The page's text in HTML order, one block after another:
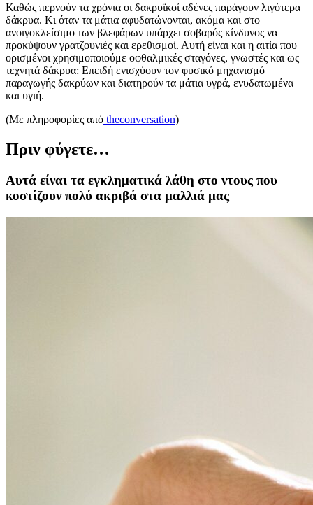
Καθώς περνούν τα χρόνια οι δακρυϊκοί αδένες παράγουν λιγότερα
δάκρυα. Κι όταν τα μάτια αφυδατώνονται, ακόμα και στο
ανοιγοκλείσιμο των βλεφάρων υπάρχει σοβαρός κίνδυνος να
προκύψουν γρατζουνιές και ερεθισμοί. Αυτή είναι και η αιτία που
ορισμένοι χρησιμοποιούμε οφθαλμικές σταγόνες, γνωστές και ως
τεχνητά δάκρυα: Επειδή ενισχύουν τον φυσικό μηχανισμό
παραγωγής δακρύων και διατηρούν τα μάτια υγρά, ενυδατωμένα
και υγιή.
(Mε πληροφορίες από theconversation)
Πριν φύγετε…
Αυτά είναι τα εγκληματικά λάθη στο ντους που
κοστίζουν πολύ ακριβά στα μαλλιά μας